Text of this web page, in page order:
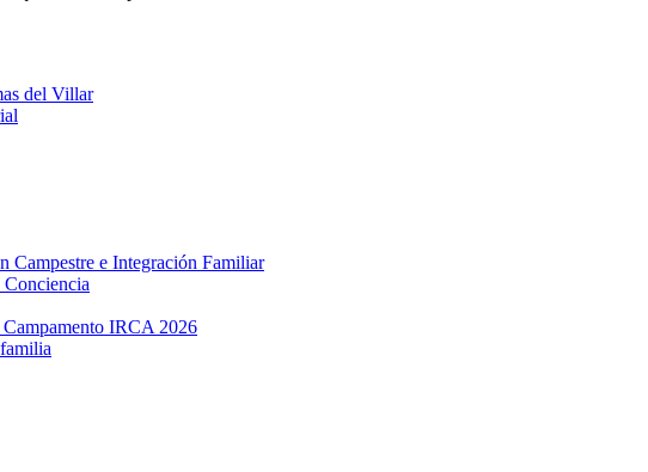
del Villar
Campestre e Integración Familiar
IRCA 2026